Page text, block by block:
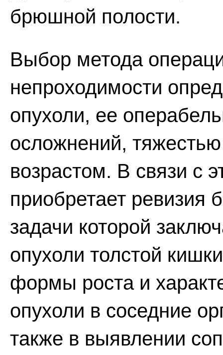
брюшной полости.
Выбор метода
непроходимости
опухоли, ее
осложнений,
возрастом. В связи с
приобретает ревизия
задачи которой
опухоли толстой
формы роста и
опухоли в соседние
также в выявлении